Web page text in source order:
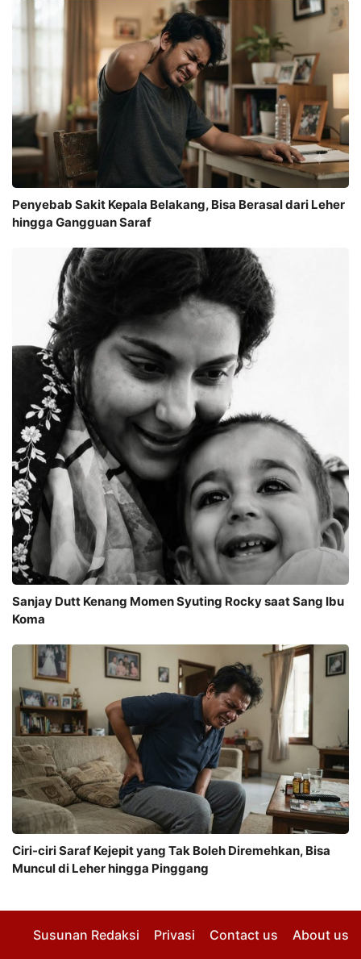
Penyebab Sakit Kepala Belakang, Bisa Berasal dari Leher
hingga Gangguan Saraf
Sanjay Dutt Kenang Momen Syuting Rocky saat Sang Ibu
Koma
Ciri-ciri Saraf Kejepit yang Tak Boleh Diremehkan, Bisa
Muncul di Leher hingga Pinggang
Susunan Redaksi Privasi Contact us About us